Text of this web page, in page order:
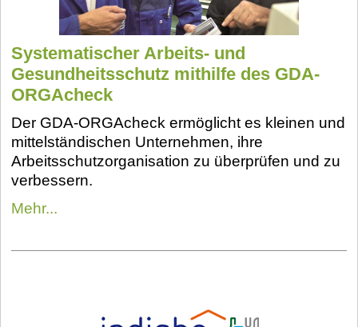
Systematischer Arbeits- und
Gesundheitsschutz mithilfe des GDA-
ORGAcheck
Der GDA-ORGAcheck ermöglicht es kleinen und
mittelständischen Unternehmen, ihre
Arbeitsschutzorganisation zu überprüfen und zu
verbessern.
Mehr...